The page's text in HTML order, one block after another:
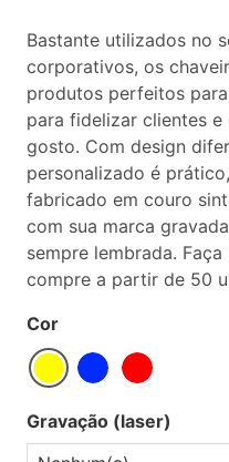
Bastante utilizados no
corporativos, os
produtos perfeitos
para fidelizar clientes
gosto. Com design
personalizado é
fabricado em couro
com sua marca
sempre lembrada.
compre a partir de 50
Cor
Gravação (laser)